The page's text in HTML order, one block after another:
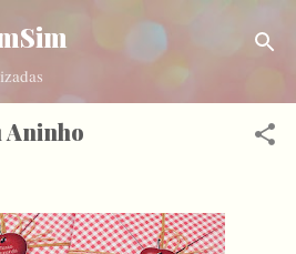
o conteúdo principal
Aninho